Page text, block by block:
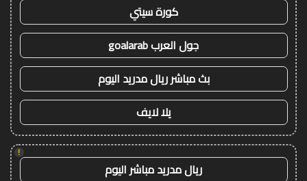
كورة سيتي
جول العرب goalarab
بث مباشر ريال مدريد اليوم
يلا لايف
!
ريال مدريد مباشر اليوم